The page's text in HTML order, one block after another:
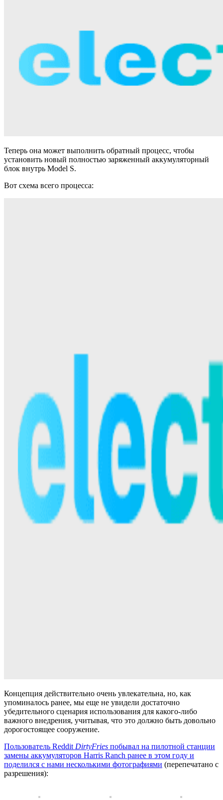
Теперь она может выполнить обратный процесс, чтобы
установить новый полностью заряженный аккумуляторный
блок внутрь Model S.
Вот схема всего процесса:
Концепция действительно очень увлекательна, но, как
упоминалось ранее, мы еще не увидели достаточно
убедительного сценария использования для какого-либо
важного внедрения, учитывая, что это должно быть довольно
дорогостоящее сооружение.
Пользователь RedditDirtyFries побывал на пилотной станции
замены аккумуляторов Harris Ranch ранее в этом году и
поделился с нами несколькими фотографиями (перепечатано с
разрешения):